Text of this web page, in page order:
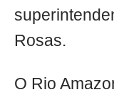
Rosas.
O Rio